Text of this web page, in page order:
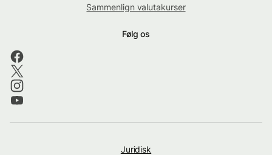
Sammenlign valutakurser
Følg os
Juridisk